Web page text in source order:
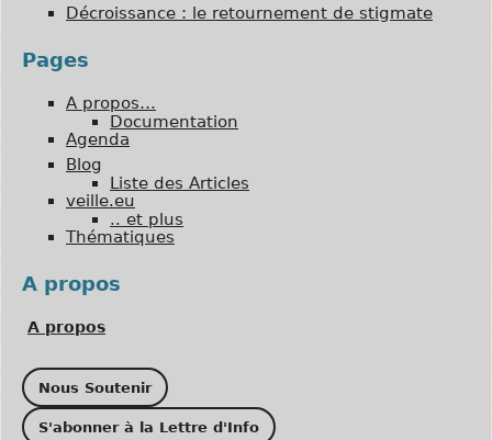
Décroissance : le retournement de stigmate
Pages
A propos…
Documentation
Agenda
Blog
Liste des Articles
veille.eu
.. et plus
Thématiques
A propos
A propos
Nous Soutenir
S'abonner à la Lettre d'Info